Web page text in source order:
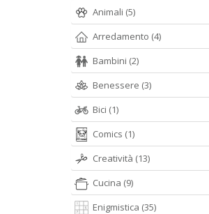
Animali (5)
Arredamento (4)
Bambini (2)
Benessere (3)
Bici (1)
Comics (1)
Creatività (13)
Cucina (9)
Enigmistica (35)